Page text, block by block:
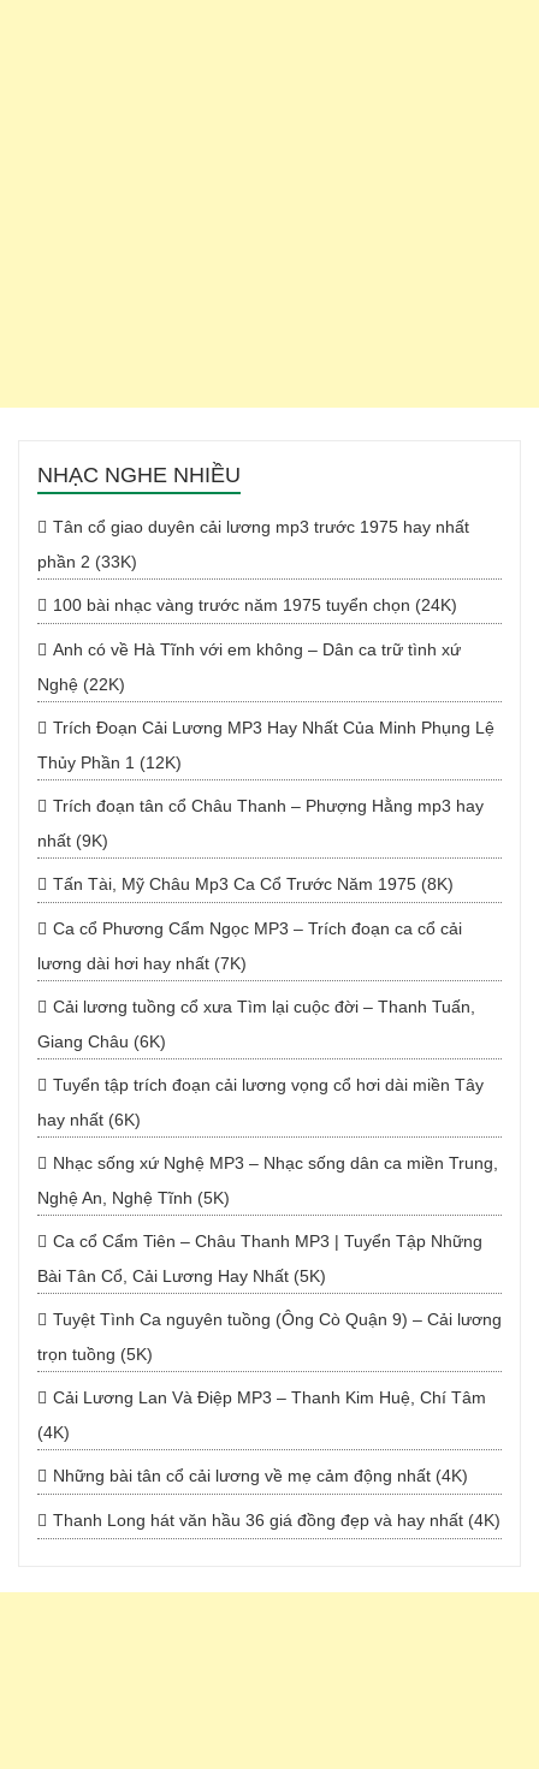
NHẠC NGHE NHIỀU
Tân cổ giao duyên cải lương mp3 trước 1975 hay nhất
phần 2 (33K)
100 bài nhạc vàng trước năm 1975 tuyển chọn (24K)
Anh có về Hà Tĩnh với em không – Dân ca trữ tình xứ
Nghệ (22K)
Trích Đoạn Cải Lương MP3 Hay Nhất Của Minh Phụng Lệ
Thủy Phần 1 (12K)
Trích đoạn tân cổ Châu Thanh – Phượng Hằng mp3 hay
nhất (9K)
Tấn Tài, Mỹ Châu Mp3 Ca Cổ Trước Năm 1975 (8K)
Ca cổ Phương Cẩm Ngọc MP3 – Trích đoạn ca cổ cải
lương dài hơi hay nhất (7K)
Cải lương tuồng cổ xưa Tìm lại cuộc đời – Thanh Tuấn,
Giang Châu (6K)
Tuyển tập trích đoạn cải lương vọng cổ hơi dài miền Tây
hay nhất (6K)
Nhạc sống xứ Nghệ MP3 – Nhạc sống dân ca miền Trung,
Nghệ An, Nghệ Tĩnh (5K)
Ca cổ Cẩm Tiên – Châu Thanh MP3 | Tuyển Tập Những
Bài Tân Cổ, Cải Lương Hay Nhất (5K)
Tuyệt Tình Ca nguyên tuồng (Ông Cò Quận 9) – Cải lương
trọn tuồng (5K)
Cải Lương Lan Và Điệp MP3 – Thanh Kim Huệ, Chí Tâm
(4K)
Những bài tân cổ cải lương về mẹ cảm động nhất (4K)
Thanh Long hát văn hầu 36 giá đồng đẹp và hay nhất (4K)